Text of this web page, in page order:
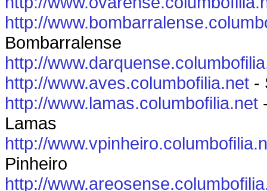
http://
Bombarralense
http://
http://www.aves.columbofilia.net -
http://www.lamas.columbofilia.net
Lamas
http://
Pinheiro
http://